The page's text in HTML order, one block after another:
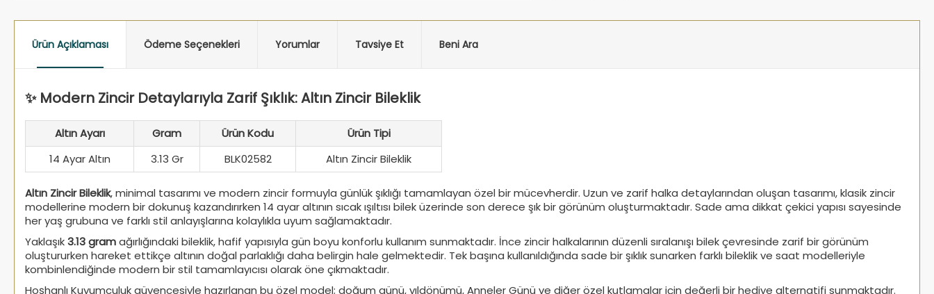
Ürün Açıklaması Ödeme Seçenekleri Yorumlar Tavsiye Et Beni Ara
✨ Modern Zincir Detaylarıyla Zarif Şıklık: Altın Zincir Bileklik
Altın Ayarı Gram Ürün Kodu
Ürün Tipi
14 Ayar Altın
3.13 Gr BLK02582 Altın Zincir Bileklik
Altın Zincir Bileklik, minimal tasarımı ve modern zincir formuyla günlük şıklığı tamamlayan özel bir mücevherdir. Uzun ve zarif halka detaylarından oluşan tasarımı, klasik zincir
modellerine modern bir dokunuş kazandırırken 14 ayar altının sıcak ışıltısı bilek üzerinde son derece şık bir görünüm oluşturmaktadır. Sade ama dikkat çekici yapısı sayesinde
her yaş grubuna ve farklı stil anlayışlarına kolaylıkla uyum sağlamaktadır.
Yaklaşık3.13 gramağırlığındaki bileklik, hafif yapısıyla gün boyu konforlu kullanım sunmaktadır. İnce zincir halkalarının düzenli sıralanışı bilek çevresinde zarif bir görünüm
oluştururken hareket ettikçe altının doğal parlaklığı daha belirgin hale gelmektedir. Tek başına kullanıldığında sade bir şıklık sunarken farklı bileklik ve saat modelleriyle
kombinlendiğinde modern bir stil tamamlayıcısı olarak öne çıkmaktadır.
Hoşhanlı Kuyumculuk güvencesiyle hazırlanan bu özel model; doğum günü, yıldönümü, Anneler Günü ve diğer özel kutlamalar için değerli bir hediye alternatifi sunmaktadır.